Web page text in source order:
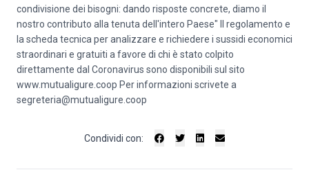
condivisione dei bisogni: dando risposte concrete, diamo il
nostro contributo alla tenuta dell'intero Paese" Il regolamento e
la scheda tecnica per analizzare e richiedere i sussidi economici
straordinari e gratuiti a favore di chi è stato colpito
direttamente dal Coronavirus sono disponibili sul sito
www.mutualigure.coop Per informazioni scrivete a
segreteria@mutualigure.coop
Condividi con: